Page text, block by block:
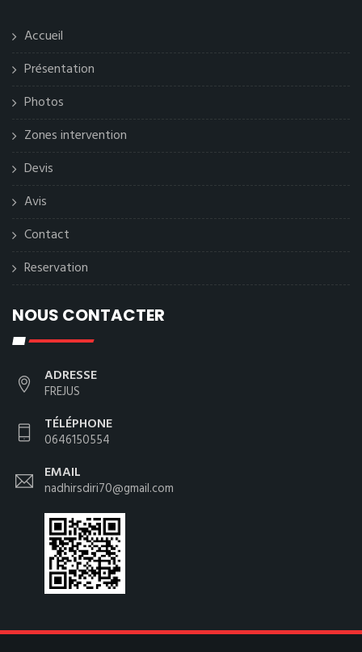
Accueil
Présentation
Photos
Zones intervention
Devis
Avis
Contact
Reservation
NOUS CONTACTER
ADRESSE
FREJUS
TÉLÉPHONE
0646150554
EMAIL
nadhirsdiri70@gmail.com